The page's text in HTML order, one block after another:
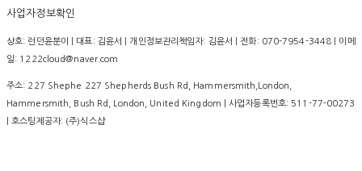
사업자정보확인
상호: 런던윤분이 | 대표: 김윤서 | 개인정보관리책임자: 김윤서 | 전화: 070-7954-3448 | 이메
일: 1222cloud@naver.com
주소: 227 Shephe 227 Shepherds Bush Rd, Hammersmith,London,
Hammersmith, Bush Rd, London, United Kingdom | 사업자등록번호: 511-77-00273
| 호스팅제공자: (주)식스샵